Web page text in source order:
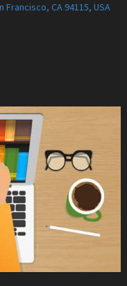
Francisco, CA 94115, USA